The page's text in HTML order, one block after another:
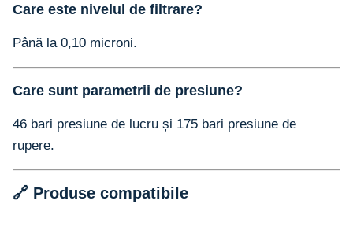
Care este nivelul de filtrare?
Până la 0,10 microni.
Care sunt parametrii de presiune?
46 bari presiune de lucru și 175 bari presiune de
rupere.
🔗 Produse compatibile